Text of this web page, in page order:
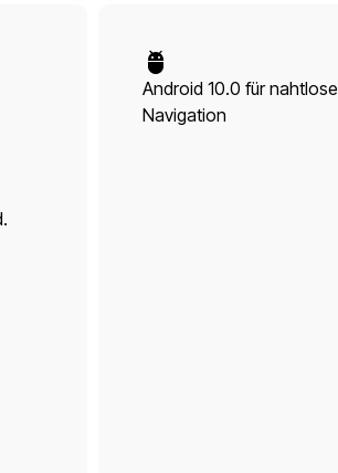
Android 10.0 für nahtlose
Navigation